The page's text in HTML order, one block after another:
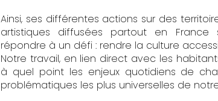
Ainsi, ses différentes actions sur des
artistiques diffusées partout en
répondre à un défi : rendre la culture
Notre travail, en lien direct avec les
à quel point les enjeux quotidiens de
problématiques les plus universelles de